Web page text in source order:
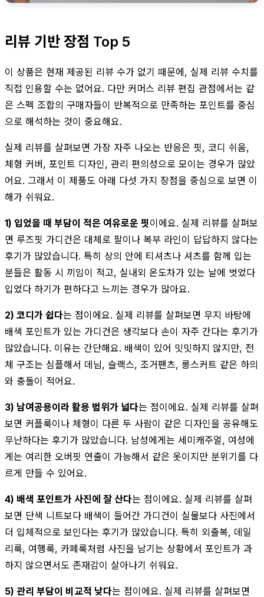
리뷰 기반 장점 Top 5
이 상품은 현재 제공된 리뷰 수가 없기 때문에, 실제 리뷰 수치를
직접 인용할 수는 없어요. 다만 커머스 리뷰 편집 관점에서는 같
은 스펙 조합의 구매자들이 반복적으로 만족하는 포인트를 중심
으로 해석하는 것이 중요해요.
실제 리뷰를 살펴보면 가장 자주 나오는 반응은 핏, 코디 쉬움,
체형 커버, 포인트 디자인, 관리 편의성으로 모이는 경우가 많았
어요. 그래서 이 제품도 아래 다섯 가지 장점을 중심으로 보면 이
해가 쉬워요.
1) 입었을 때 부담이 적은 여유로운 핏이에요. 실제 리뷰를 살펴보
면 루즈핏 가디건은 대체로 팔이나 복부 라인이 답답하지 않다는
후기가 많았습니다. 특히 상의 안에 티셔츠나 셔츠를 함께 입는
분들은 활동 시 끼임이 적고, 실내외 온도차가 있는 날에 벗었다
입었다 하기가 편하다고 느끼는 경우가 많아요.
2) 코디가 쉽다는 점이에요. 실제 리뷰를 살펴보면 무지 바탕에
배색 포인트가 있는 가디건은 생각보다 손이 자주 간다는 후기가
많았습니다. 이유는 간단해요. 배색이 있어 밋밋하지 않지만, 전
체 구조는 심플해서 데님, 슬랙스, 조거팬츠, 롱스커트 같은 하의
와 충돌이 적어요.
3) 남여공용이라 활용 범위가 넓다는 점이에요. 실제 리뷰를 살펴
보면 커플룩이나 체형이 다른 두 사람이 같은 디자인을 공유해도
무난하다는 후기가 많았습니다. 남성에게는 세미캐주얼, 여성에
게는 여리한 오버핏 연출이 가능해서 같은 옷이지만 분위기를 다
르게 만들 수 있어요.
4) 배색 포인트가 사진에 잘 산다는 점이에요. 실제 리뷰를 살펴
보면 단색 니트보다 배색이 들어간 가디건이 실물보다 사진에서
더 입체적으로 보인다는 후기가 많았습니다. 특히 외출복, 데일
리룩, 여행룩, 카페룩처럼 사진을 남기는 상황에서 포인트가 과
하지 않으면서도 존재감이 살아나기 쉬워요.
5) 관리 부담이 비교적 낮다는 점이에요. 실제 리뷰를 살펴보면